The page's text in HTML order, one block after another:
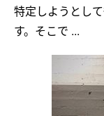
特定しようとし
す。そこで ...